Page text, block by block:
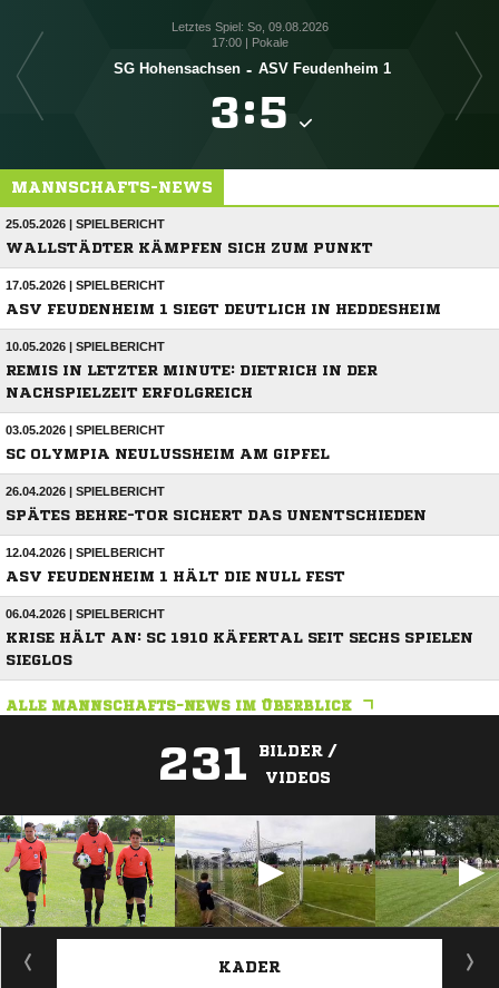
Letztes Spiel: So, 09.08.2026
17:00 | Pokale
SG Hohensachsen - ASV Feudenheim 1
:
MANNSCHAFTS-NEWS
25.05.2026 | SPIELBERICHT
WALLSTÄDTER KÄMPFEN SICH ZUM PUNKT
17.05.2026 | SPIELBERICHT
ASV FEUDENHEIM 1 SIEGT DEUTLICH IN HEDDESHEIM
10.05.2026 | SPIELBERICHT
REMIS IN LETZTER MINUTE: DIETRICH IN DER
NACHSPIELZEIT ERFOLGREICH
03.05.2026 | SPIELBERICHT
SC OLYMPIA NEULUSSHEIM AM GIPFEL
26.04.2026 | SPIELBERICHT
SPÄTES BEHRE-TOR SICHERT DAS UNENTSCHIEDEN
12.04.2026 | SPIELBERICHT
ASV FEUDENHEIM 1 HÄLT DIE NULL FEST
06.04.2026 | SPIELBERICHT
KRISE HÄLT AN: SC 1910 KÄFERTAL SEIT SECHS SPIELEN
SIEGLOS
ALLE MANNSCHAFTS-NEWS IM ÜBERBLICK
231
BILDER /
VIDEOS
ANZEIGE
KADER